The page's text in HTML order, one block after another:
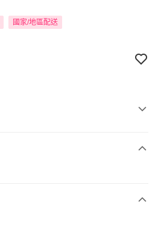
國家/地區配送